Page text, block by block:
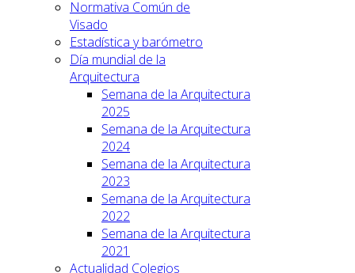
Normativa Común de
Visado
Estadística y barómetro
Día mundial de la
Arquitectura
Semana de la Arquitectura
2025
Semana de la Arquitectura
2024
Semana de la Arquitectura
2023
Semana de la Arquitectura
2022
Semana de la Arquitectura
2021
Actualidad Colegios